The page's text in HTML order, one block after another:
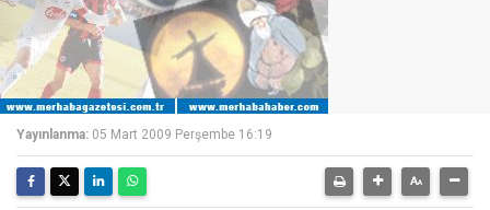
Yayınlanma: 05 Mart 2009 Perşembe 16:19